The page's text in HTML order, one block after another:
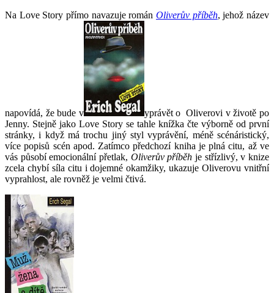
Na Love Story přímo navazuje román Oliverův příběh, jehož název
napovídá, že bude v
yprávět o Oliverovi v životě po
Jenny. Stejně jako Love Story se tahle knížka čte výborně od první
stránky, i když má trochu jiný styl vyprávění, méně scénáristický,
více popisů scén apod. Zatímco předchozí kniha je plná citu, až ve
vás působí emocionální přetlak, Oliverův příběh je střízlivý, v knize
zcela chybí síla citu i dojemné okamžiky, ukazuje Oliverovu vnitřní
vyprahlost, ale rovněž je velmi čtivá.